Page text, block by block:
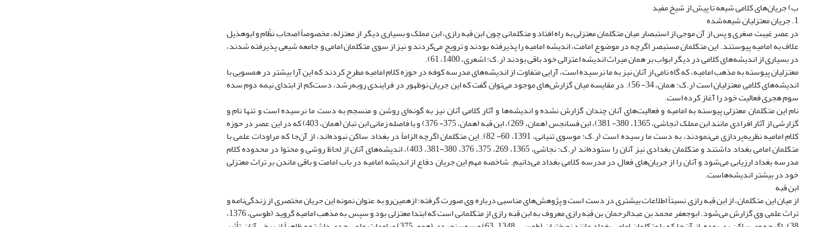
ب) جریان‌های کلامی شیعه تا پیش از شیخ مفید
1. جریان معتزلیان شیعه‌شده
در عصر غیبت صغری و پس از آن موجی از استبصار میان متکلمان معتزلی به راه افتاد و متکلمانی چون ابن قبه رازی، ابن مملک و بسیاری دیگر از معتزله، مخصوصاً اصحاب نظّام و ابو‌هذیل
علاف به امامیه پیوستند. این متکلمان مستبصر اگرچه در موضوع امامت، اندیشه امامیه را پذیرفته بودند و ترویج می‌کردند و نیز از سوی متکلمان امامی و جامعه شیعی پذیرفته شدند،
در بسیاری از اندیشه‌های کلامی در دیگر ابو‌اب بر همان میراث اندیشه اعتزالی خود باقی بودند (ر.ک: اشعری، 1400، 61).
معتزلیان پیوسته به مذهب امامیه، که گاه نامی از آنان نیز به ما نرسیده است، آرایی متفاوت از اندیشه‌های مدرسه کوفه در حوزه کلام امامیه مطرح کردند که این آرا بیشتر در همسویی با
اندیشه‌های کلامی معتزلیان است (ر.ک: همان، 34- ‌56). در مقایسه میان گزارش‌های موجود می‌توان گفت که این جریان نو‌ظهور در فرایندی روبه‌رشد، دست‌کم از ابتدای نیمه دوم سده
سوم هجری فعالیت خود را آغاز کرده‌ است.
نام این متکلمان معتزلیِ پیوسته به امامیه و فعالیت‌های آنان چندان گزارش نشده و اندیشه‌ها و آثار کلامی آنان نیز به گونه‌ای روشن و منسجم به دست ما نرسیده است و تنها نام و
گزارشی از آثار افرادی مانند ابن مملک (نجاشی، 1365، 380- 381)، ابن فسانجس (همان، 269)، ابن قبه (همان، 375- 376) و با فاصله زمانی ابن تبان (همان، 403) که در این عصر در حوزه
کلام امامیه نظریه‌پردازی می‌نمودند، به دست ما رسیده است (ر.ک: موسوی تنیانی، 1391، 60- 82). این متکلمان اگرچه الزاماً در بغداد ساکن نبوده‌اند، از آن‌جا که مراودات علمی با
متکلمان امامی بغداد داشتند و متکلمان بغدادی نیز آنان را ستوده‌اند (ر.ک: نجاشی، 1365، 269، 375، 376، 380-381، 403)، اندیشه‌های ‌آنان از لحاظ روشی و محتوا در محدوده کلام
مدرسه بغداد ارزیابی می‌شود و آنان را از جریان‌های فعال در مدرسه کلامی بغداد می‌دانیم. شاخصه مهم این جریان دفاع از اندیشه امامیه در باب امامت و باقی ماندن بر تراث معتزلی
خود در بیشتر اندیشه‌هاست.
ابن قبه
از میان این متکلمان، از ابن قبه رازی نسبتاً اطلاعات بیشتری در دست است و پژوهش‌های ‌مناسبی درباره وی صورت گرفته؛ ازهمین‌رو به عنوان نمونه این جریان مختصری از زندگی‌نامه و
تراث علمی وی گزارش می‌شود. ابوجعفر محمد بن عبدالرحمان بن قِبَه رازی معروف به ابن قِبَه رازی از متکلمانی است که ابتدا معتزلی بود و سپس به مذهب امامیه گروید (طوسی، 1376،